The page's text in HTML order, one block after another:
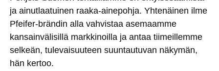
ja ainutlaatuinen raaka-ainepohja. Yhtenäinen ilme
Pfeifer-brändin alla vahvistaa asemaamme
kansainvälisillä markkinoilla ja antaa tiimeillemme
selkeän, tulevaisuuteen suuntautuvan näkymän,
hän kertoo.